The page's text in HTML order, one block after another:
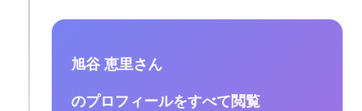
旭谷 恵里さん
のプロフィールをすべて閲覧